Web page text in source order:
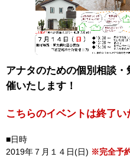
アナタのための個別相談
催いたします！
こちらのイベントは終了い
■日時
2019年７月１４日(日) ※完全予